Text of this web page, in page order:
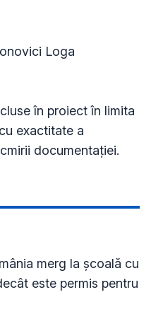
Loga
în proiect în limita
exactitate a
documentației.
merg la școală cu
este permis pentru